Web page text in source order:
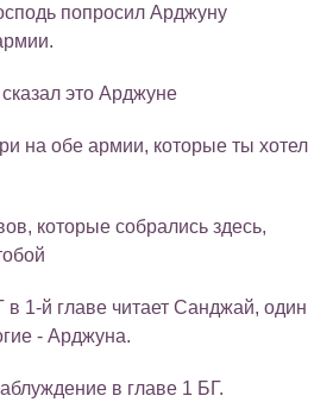
попросил Арджуну
это Арджуне
на обе армии, которые ты хотел
которые собрались здесь,
1-й главе читает Санджай, один
- Арджуна.
в главе 1 БГ.